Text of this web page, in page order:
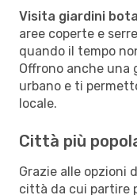
Visita giardini
aree coperte e
quando il tempo
Offrono anche
urbano e ti
locale.
Città più
Grazie alle opzioni
città da cui partire